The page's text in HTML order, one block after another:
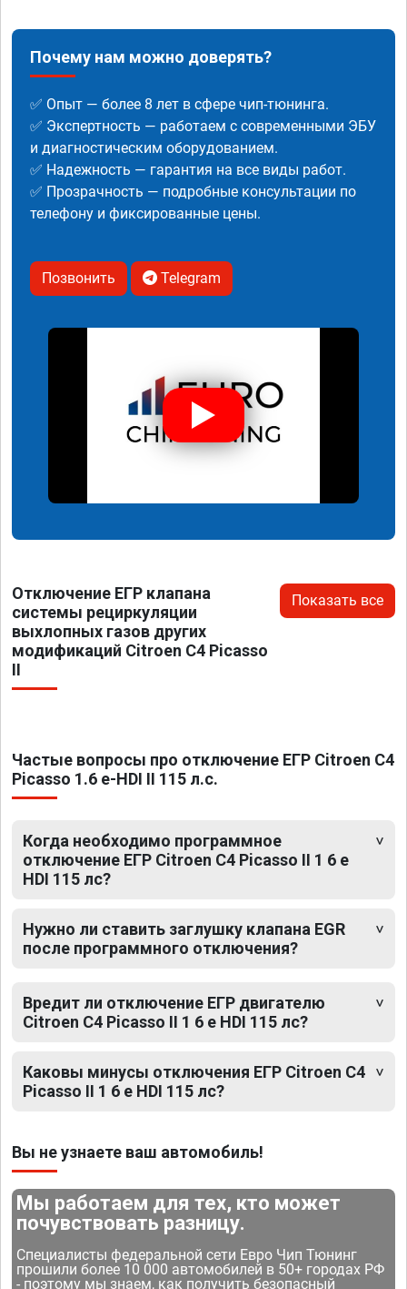
Почему нам можно доверять?
✅ Опыт — более 8 лет в сфере чип-тюнинга.
✅ Экспертность — работаем с современными ЭБУ
и диагностическим оборудованием.
✅ Надежность — гарантия на все виды работ.
✅ Прозрачность — подробные консультации по
телефону и фиксированные цены.
Позвонить Telegram
Отключение ЕГР клапана
системы рециркуляции
выхлопных газов других
модификаций Citroen C4 Picasso
II
Показать все
Частые вопросы про отключение ЕГР Citroen C4
Picasso 1.6 e-HDI II 115 л.с.
Когда необходимо программное
отключение ЕГР Citroen C4 Picasso II 1 6 e
HDI 115 лс?
Нужно ли ставить заглушку клапана EGR
после программного отключения?
Вредит ли отключение ЕГР двигателю
Citroen C4 Picasso II 1 6 e HDI 115 лс?
Каковы минусы отключения ЕГР Citroen C4
Picasso II 1 6 e HDI 115 лс?
Вы не узнаете ваш автомобиль!
Мы работаем для тех, кто может
почувствовать разницу.
Специалисты федеральной сети Евро Чип Тюнинг
прошили более 10 000 автомобилей в 50+ городах РФ
- поэтому мы знаем, как получить безопасный